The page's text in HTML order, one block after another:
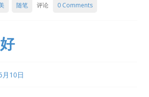
随笔 评论 0 Comments
月10日